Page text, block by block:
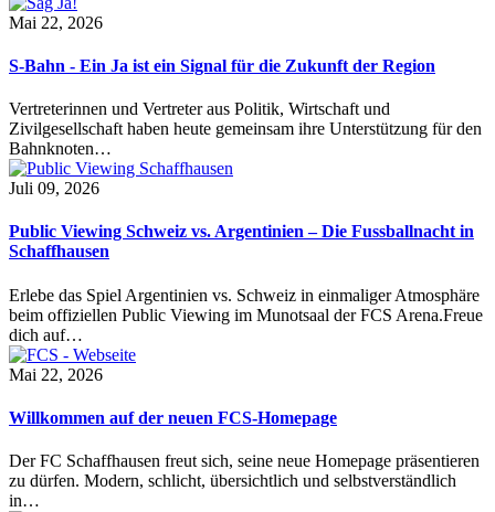
Mai 22, 2026
S-Bahn - Ein Ja ist ein Signal für die Zukunft der Region
Vertreterinnen und Vertreter aus Politik, Wirtschaft und
Zivilgesellschaft haben heute gemeinsam ihre Unterstützung für den
Bahnknoten…
Juli 09, 2026
Public Viewing Schweiz vs. Argentinien – Die Fussballnacht in
Schaffhausen
Erlebe das Spiel Argentinien vs. Schweiz in einmaliger Atmosphäre
beim offiziellen Public Viewing im Munotsaal der FCS Arena.Freue
dich auf…
Mai 22, 2026
Willkommen auf der neuen FCS-Homepage
Der FC Schaffhausen freut sich, seine neue Homepage präsentieren
zu dürfen. Modern, schlicht, übersichtlich und selbstverständlich
in…